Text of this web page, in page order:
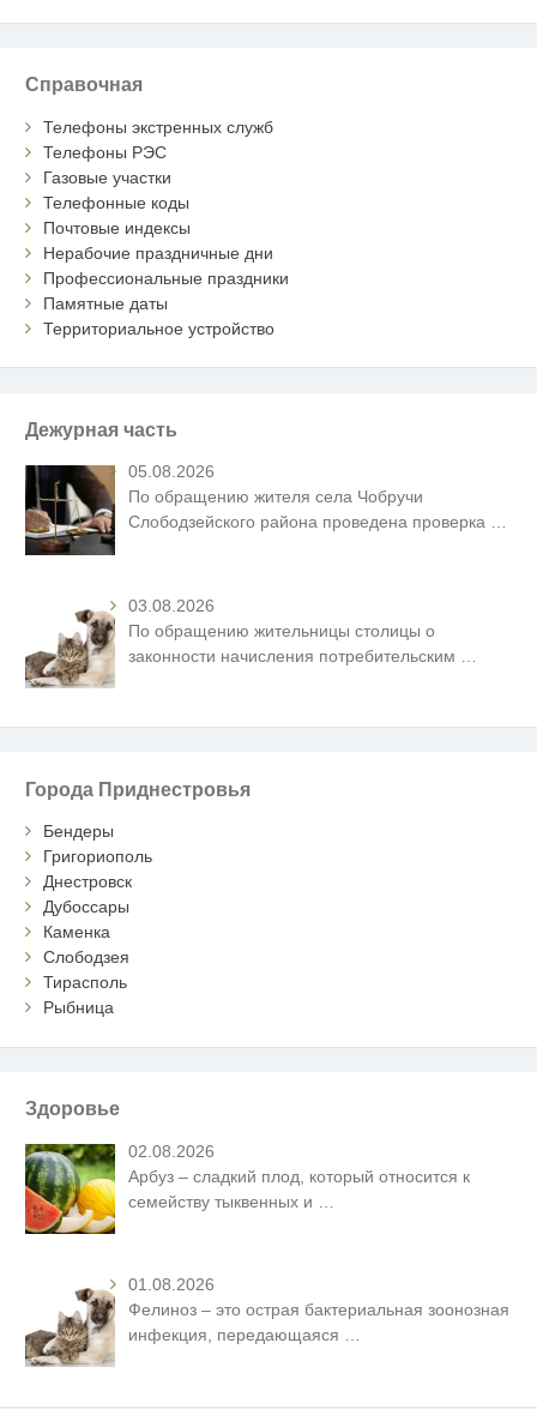
Справочная
Телефоны экстренных служб
Телефоны РЭС
Газовые участки
Телефонные коды
Почтовые индексы
Нерабочие праздничные дни
Профессиональные праздники
Памятные даты
Территориальное устройство
Дежурная часть
05.08.2026
По обращению жителя села Чобручи
Слободзейского района проведена проверка …
03.08.2026
По обращению жительницы столицы о
законности начисления потребительским
Города Приднестровья
Бендеры
Григориополь
Днестровск
Дубоссары
Каменка
Слободзея
Тирасполь
Рыбница
Здоровье
02.08.2026
Арбуз – сладкий плод, который относится к
семейству тыквенных и
01.08.2026
Фелиноз – это острая бактериальная зоонозная
инфекция, передающаяся